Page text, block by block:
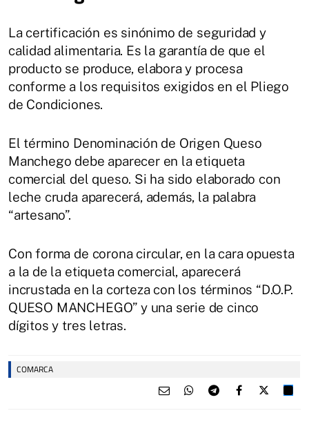
La certificación es sinónimo de seguridad y
calidad alimentaria. Es la garantía de que el
producto se produce, elabora y procesa
conforme a los requisitos exigidos en el Pliego
de Condiciones.
El término Denominación de Origen Queso
Manchego debe aparecer en la etiqueta
comercial del queso. Si ha sido elaborado con
leche cruda aparecerá, además, la palabra
“artesano”.
Con forma de corona circular, en la cara opuesta
a la de la etiqueta comercial, aparecerá
incrustada en la corteza con los términos “D.O.P.
QUESO MANCHEGO” y una serie de cinco
dígitos y tres letras.
COMARCA